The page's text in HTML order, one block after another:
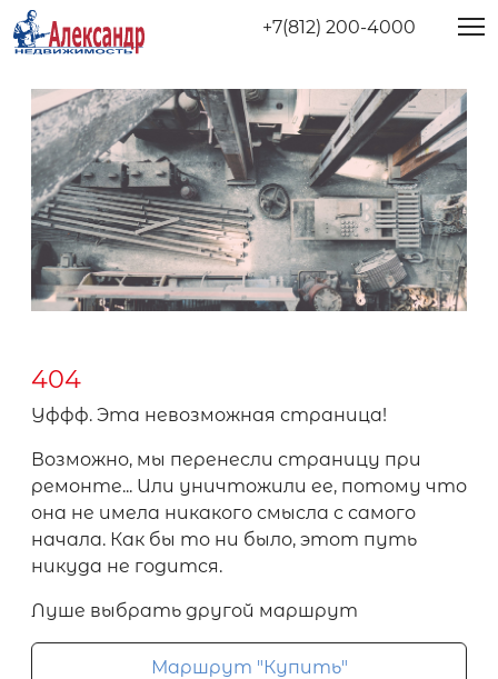
+7(812) 200-4000
404
Уффф. Эта невозможная страница!
Возможно, мы перенесли страницу при
ремонте... Или уничтожили ее, потому что
она не имела никакого смысла с самого
начала. Как бы то ни было, этот путь
никуда не годится.
Луше выбрать другой маршрут
Маршрут "Купить"